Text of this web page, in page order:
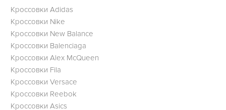
Кроссовки Adidas
Кроссовки Nike
Кроссовки New Balance
Кроссовки Balenciaga
Кроссовки Alex McQueen
Кроссовки Fila
Кроссовки Versace
Кроссовки Reebok
Кроссовки Asics